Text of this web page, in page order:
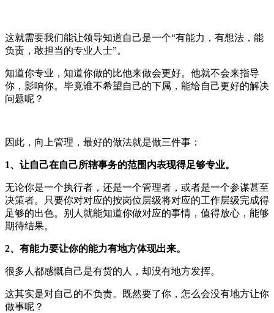
这就需要我们能让领导知道自己是一个“有能力，有想法，能
负责，敢担当的专业人士”。
知道你专业，知道你做的比他来做会更好。他就不会来指导
你，影响你。毕竟谁不希望自己的下属，能给自己更好的解决
问题呢？
因此，向上管理，最好的做法就是做三件事：
1、 让自己在自己所辖事务的范围内表现得足够专业。
无论你是一个执行者，还是一个管理者，或者是一个参谋甚至
决策者。只要你对对应的按岗位层级将对应的工作层级完成得
足够的出色。别人就能知道你做对应的事情，值得放心，能够
期待结果。
2、有能力要让你的能力有地方体现出来。
很多人都感慨自己是有货的人，却没有地方发挥。
这其实是对自己的不负责。既然要了你，怎么会没有地方让你
做事呢？